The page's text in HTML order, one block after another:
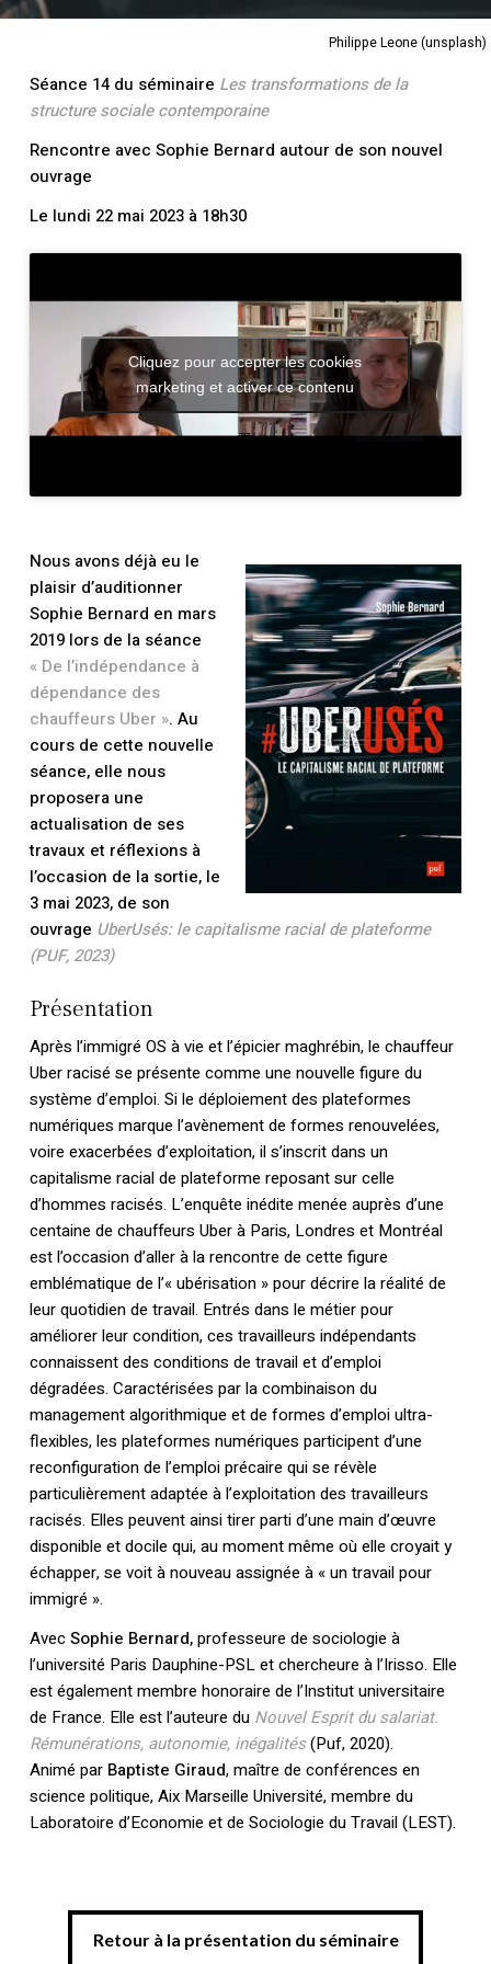
Philippe Leone (unsplash)
Séance 14 du séminaire Les transformations de la
structure sociale contemporaine
Rencontre avec Sophie Bernard autour de son nouvel
ouvrage
Le lundi 22 mai 2023 à 18h30
Cliquez pour accepter les cookies
marketing et activer ce contenu
Nous avons déjà eu le
plaisir d’auditionner
Sophie Bernard en mars
2019 lors de la séance
« De l’indépendance à
dépendance des
chauffeurs Uber ». Au
cours de cette nouvelle
séance, elle nous
proposera une
actualisation de ses
travaux et réflexions à
l’occasion de la sortie, le
3 mai 2023, de son
ouvrage UberUsés: le capitalisme racial de plateforme
(PUF, 2023)
Présentation
Après l’immigré OS à vie et l’épicier maghrébin, le chauffeur
Uber racisé se présente comme une nouvelle figure du
système d’emploi. Si le déploiement des plateformes
numériques marque l’avènement de formes renouvelées,
voire exacerbées d’exploitation, il s’inscrit dans un
capitalisme racial de plateforme reposant sur celle
d’hommes racisés. L’enquête inédite menée auprès d’une
centaine de chauffeurs Uber à Paris, Londres et Montréal
est l’occasion d’aller à la rencontre de cette figure
emblématique de l’« ubérisation » pour décrire la réalité de
leur quotidien de travail. Entrés dans le métier pour
améliorer leur condition, ces travailleurs indépendants
connaissent des conditions de travail et d’emploi
dégradées. Caractérisées par la combinaison du
management algorithmique et de formes d’emploi ultra-
flexibles, les plateformes numériques participent d’une
reconfiguration de l’emploi précaire qui se révèle
particulièrement adaptée à l’exploitation des travailleurs
racisés. Elles peuvent ainsi tirer parti d’une main d’œuvre
disponible et docile qui, au moment même où elle croyait y
échapper, se voit à nouveau assignée à « un travail pour
immigré ».
AvecSophie Bernard,professeure de sociologie à
l’université Paris Dauphine-PSL et chercheure à l’Irisso. Elle
est également membre honoraire de l’Institut universitaire
de France. Elle est l’auteure du Nouvel Esprit du salariat.
Rémunérations, autonomie, inégalités(Puf, 2020).
Animé par Baptiste Giraud, maître de conférences en
science politique, Aix Marseille Université, membre du
Laboratoire d’Economie et de Sociologie du Travail (LEST).
Retour à la présentation du séminaire
Retour à la présentation du séminaire